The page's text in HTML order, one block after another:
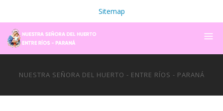
Sitemap
NUESTRA SEÑORA DEL HUERTO - ENTRE RÍOS - PARANÁ